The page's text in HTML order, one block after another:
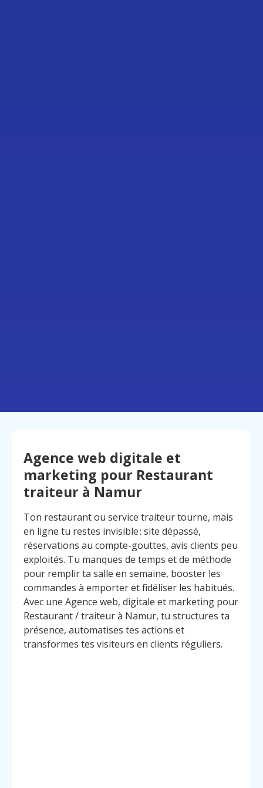
Agence web digitale et
marketing pour Restaurant
traiteur à Namur
Ton restaurant ou service traiteur tourne, mais
en ligne tu restes invisible : site dépassé,
réservations au compte-gouttes, avis clients peu
exploités. Tu manques de temps et de méthode
pour remplir ta salle en semaine, booster les
commandes à emporter et fidéliser les habitués.
Avec une Agence web, digitale et marketing pour
Restaurant / traiteur à Namur, tu structures ta
présence, automatises tes actions et
transformes tes visiteurs en clients réguliers.